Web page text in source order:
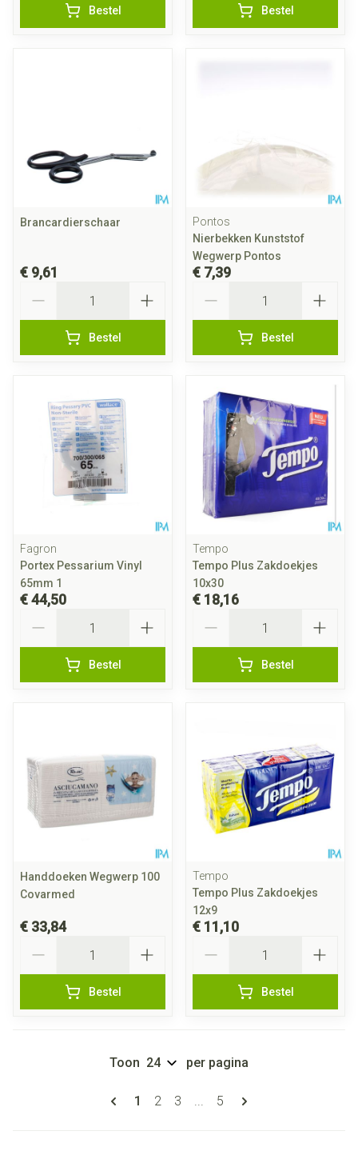
Bestel Bestel
Brancardierschaar
€ 9,61
Bestel
Pontos
Nierbekken Kunststof
Wegwerp Pontos
€ 7,39
Bestel
Fagron
Portex Pessarium Vinyl
65mm 1
€ 44,50
Bestel
Tempo
Tempo Plus Zakdoekjes
10x30
€ 18,16
Bestel
Handdoeken Wegwerp 100
Covarmed
€ 33,84
Bestel
Tempo
Tempo Plus Zakdoekjes
12x9
€ 11,10
Bestel
Pagina's
U lees momenteel pagina
1 Pagina
2 Pagina
3 ... Pagina
5
Toon per pagina